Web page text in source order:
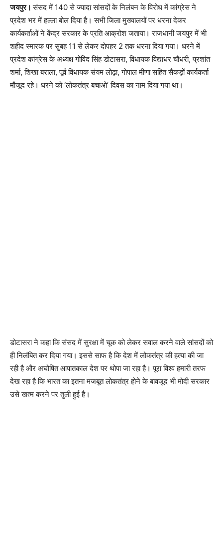
जयपुर।संसद में 140 से ज्यादा सांसदों के निलंबन के विरोध में कांग्रेस ने
प्रदेश भर में हल्ला बोल दिया है। सभी जिला मुख्यालयों पर धरना देकर
कार्यकर्ताओं ने केंद्र सरकार के प्रति आक्रोश जताया। राजधानी जयपुर में भी
शहीद स्मारक पर सुबह 11 से लेकर दोपहर 2 तक धरना दिया गया। धरने में
प्रदेश कांग्रेस के अध्यक्ष गोविंद सिंह डोटासरा, विधायक विद्याधर चौधरी, प्रशांत
शर्मा, शिखा बराला, पूर्व विधायक संयम लोढ़ा, गोपाल मीणा सहित सैकड़ों कार्यकर्ता
मौजूद रहे। धरने को ‘लोकतंत्र बचाओ’ दिवस का नाम दिया गया था।
डोटासरा ने कहा कि संसद में सुरक्षा में चूक को लेकर सवाल करने वाले सांसदों को
ही निलंबित कर दिया गया। इससे साफ है कि देश में लोकतंत्र की हत्या की जा
रही है और अघोषित आपातकाल देश पर थोपा जा रहा है। पूरा विश्व हमारी तरफ
देख रहा है कि भारत का इतना मजबूत लोकतंत्र होने के बावजूद भी मोदी सरकार
उसे खत्म करने पर तुली हुई है।